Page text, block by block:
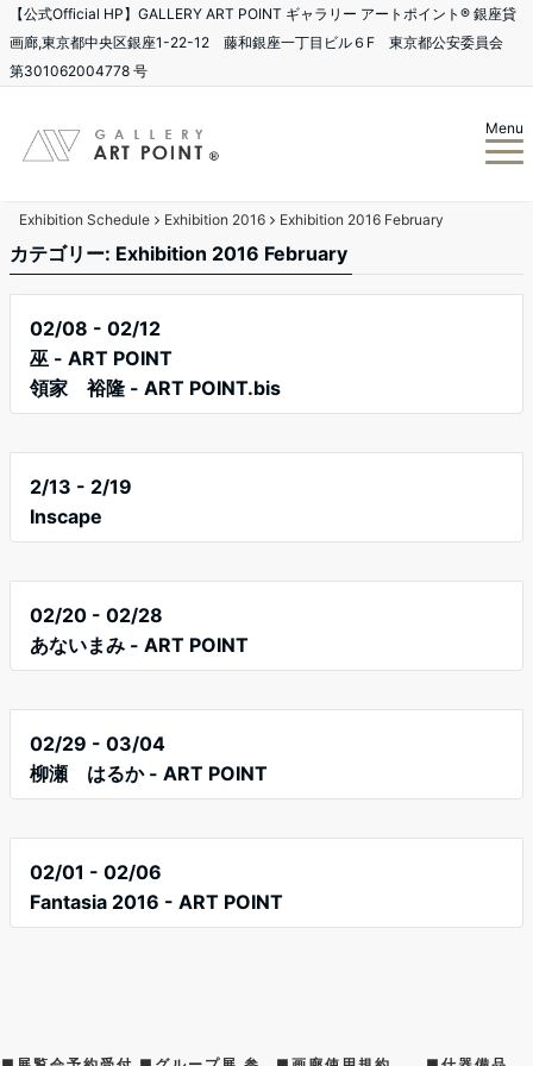
【公式Official HP】GALLERY ART POINT ギャラリー アートポイント®️ 銀座貸
画廊,東京都中央区銀座1-22-12 藤和銀座一丁目ビル６F 東京都公安委員会
第301062004778 号
Menu
Exhibition Schedule Exhibition 2016 Exhibition 2016 February
カテゴリー: Exhibition 2016 February
02/08 - 02/12
巫 - ART POINT
領家 裕隆 - ART POINT.bis
2/13 - 2/19
Inscape
02/20 - 02/28
あないまみ - ART POINT
02/29 - 03/04
柳瀬 はるか - ART POINT
02/01 - 02/06
Fantasia 2016 - ART POINT